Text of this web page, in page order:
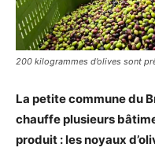
200 kilogrammes d’olives sont
La petite commune du
chauffe plusieurs
produit : les noyaux